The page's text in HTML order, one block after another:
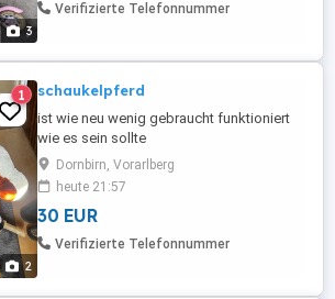
3
Verifizierte Telefonnummer
2
1 schaukelpferd
ist wie neu wenig gebraucht funktioniert
wie es sein sollte
Dornbirn, Vorarlberg
heute 21:57
30 EUR
Verifizierte Telefonnummer